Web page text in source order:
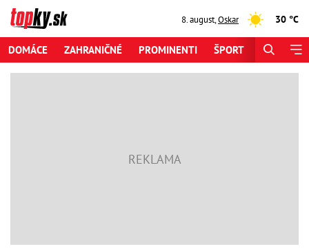
8. august,Oskar 30 °C
DOMÁCE ZAHRANIČNÉ PROMINENTI ŠPORT